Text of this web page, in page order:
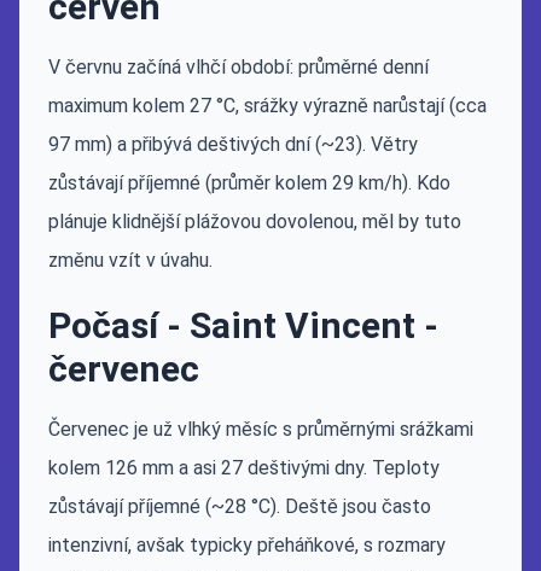
V červnu začíná vlhčí období: průměrné denní
maximum kolem 27 °C, srážky výrazně narůstají (cca
97 mm) a přibývá deštivých dní (~23). Větry
zůstávají příjemné (průměr kolem 29 km/h). Kdo
plánuje klidnější plážovou dovolenou, měl by tuto
změnu vzít v úvahu.
Počasí - Saint Vincent -
červenec
Červenec je už vlhký měsíc s průměrnými srážkami
kolem 126 mm a asi 27 deštivými dny. Teploty
zůstávají příjemné (~28 °C). Deště jsou často
intenzivní, avšak typicky přeháňkové, s rozmary